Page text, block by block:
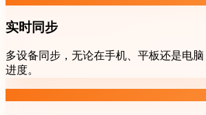
实时同步
多设备同步，无论在手机、平板还是电
进度。